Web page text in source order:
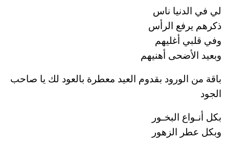
لي في الدنيا ناس
ذكرهم يرفع الرأس
وفي قلبي أغليهم
وبعيد الأضحى أهنيهم
باقة من الورود بقدوم العيد معطرة بالعود لك يا صاحب
الجود
بكل أنـواع البخـور
وبكل عطر الزهور